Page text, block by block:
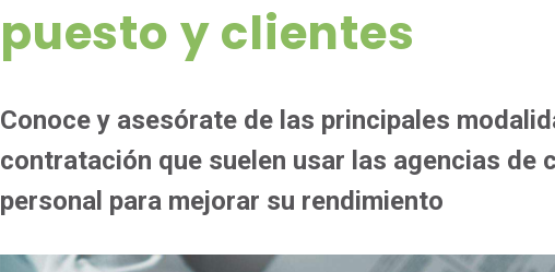
puesto y clientes
Conoce y asesórate de las principales
contratación que suelen usar las agencias de
personal para mejorar su rendimiento